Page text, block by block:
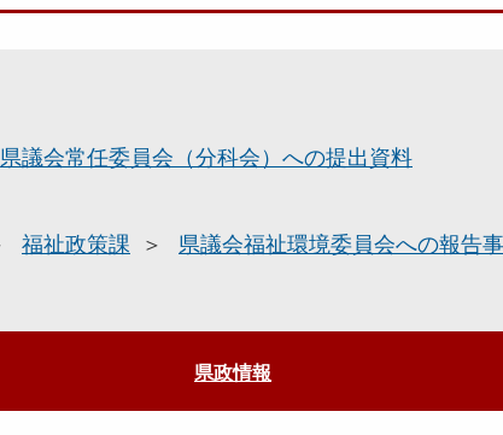
県議会常任委員会（分科会）への提出資料
福祉政策課
県議会福祉環境委員会への報告
県政情報